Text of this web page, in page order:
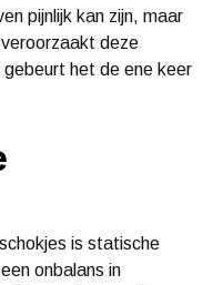
pijnlijk kan zijn, maar
deze
gebeurt het de ene keer
is statische
onbalans in